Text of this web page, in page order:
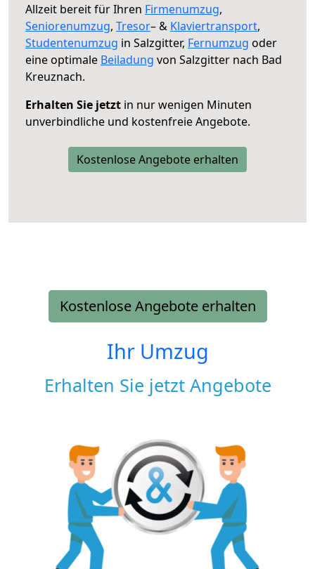
Allzeit bereit für Ihren Firmenumzug,
Seniorenumzug, Tresor– & Klaviertransport,
Studentenumzug in Salzgitter, Fernumzug oder
eine optimale Beiladung von Salzgitter nach Bad
Kreuznach.
Erhalten Sie jetzt in nur wenigen Minuten
unverbindliche und kostenfreie Angebote.
Kostenlose Angebote erhalten
Kostenlose Angebote erhalten
Ihr Umzug
Erhalten Sie jetzt Angebote